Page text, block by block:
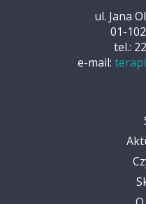
ul. Jana
01-
tel.: 22
e-mail: